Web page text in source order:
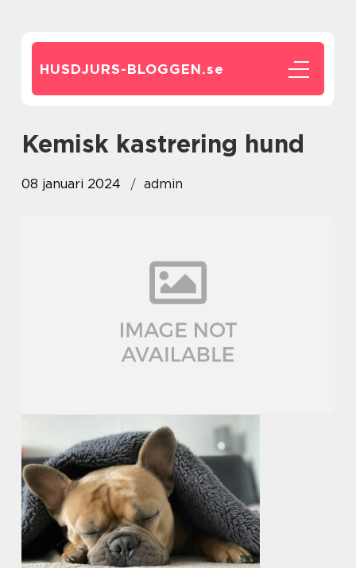
HUSDJURS-BLOGGEN.se
kemisk kastrering hund
08 januari 2024 admin